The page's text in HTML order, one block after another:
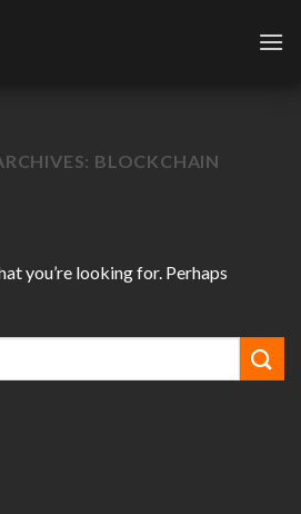
BLOCKCHAIN
you’re looking for. Perhaps